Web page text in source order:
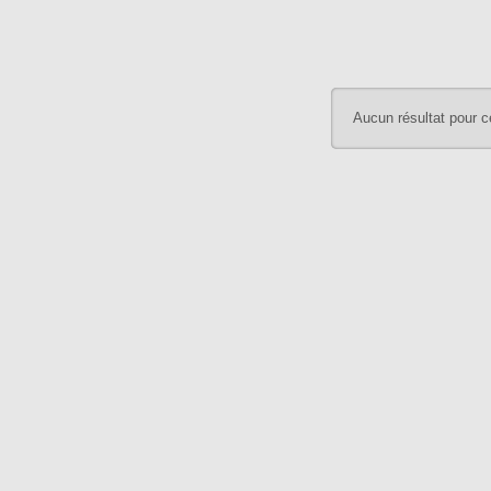
Aucun résultat pour